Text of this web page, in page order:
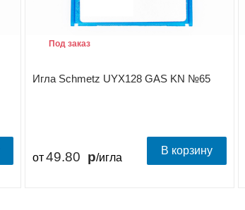
Игла Schmetz UYX128 GAS KN №65
Под заказ
от49.80 /игла
В корзину